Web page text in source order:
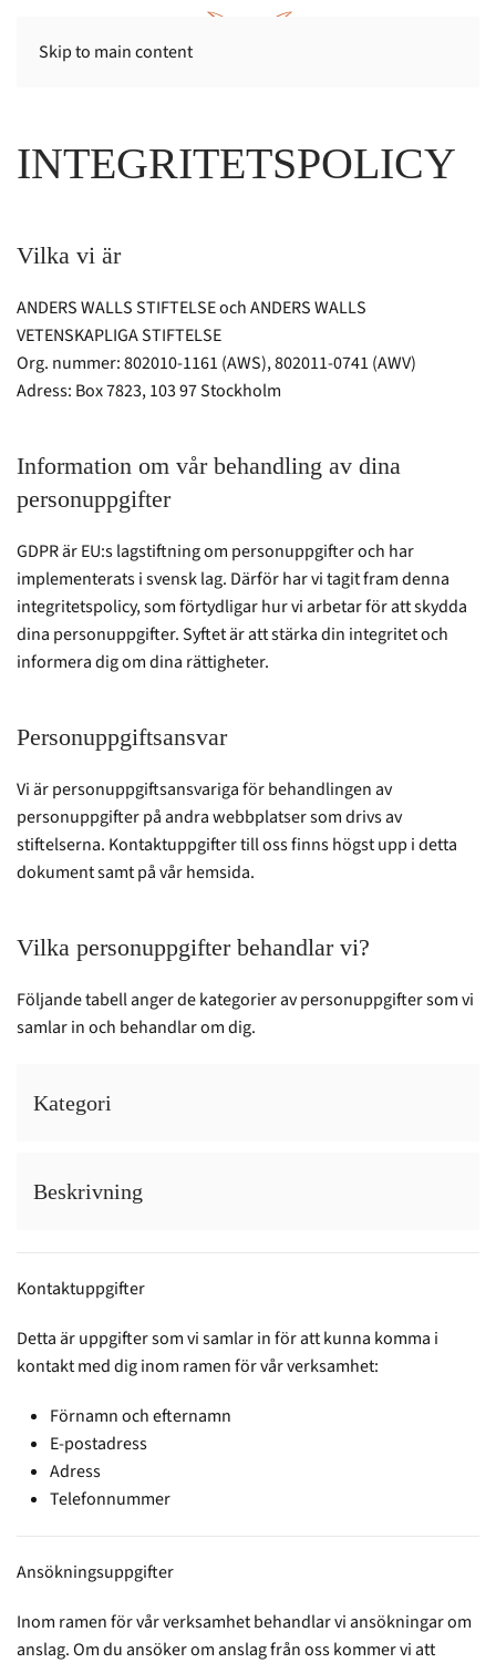
Skip to main content
INTEGRITETSPOLICY
Vilka vi är
ANDERS WALLS STIFTELSE och ANDERS WALLS
VETENSKAPLIGA STIFTELSE
Org. nummer: 802010-1161 (AWS), 802011-0741 (AWV)
Adress: Box 7823, 103 97 Stockholm
Information om vår behandling av dina
personuppgifter
GDPR är EU:s lagstiftning om personuppgifter och har
implementerats i svensk lag. Därför har vi tagit fram denna
integritetspolicy, som förtydligar hur vi arbetar för att skydda
dina personuppgifter. Syftet är att stärka din integritet och
informera dig om dina rättigheter.
Personuppgiftsansvar
Vi är personuppgiftsansvariga för behandlingen av
personuppgifter på andra webbplatser som drivs av
stiftelserna. Kontaktuppgifter till oss finns högst upp i detta
dokument samt på vår hemsida.
Vilka personuppgifter behandlar vi?
Följande tabell anger de kategorier av personuppgifter som vi
samlar in och behandlar om dig.
Kategori
Beskrivning
Kontaktuppgifter
Detta är uppgifter som vi samlar in för att kunna komma i
kontakt med dig inom ramen för vår verksamhet:
Förnamn och efternamn
E-postadress
Adress
Telefonnummer
Ansökningsuppgifter
Inom ramen för vår verksamhet behandlar vi ansökningar om
anslag. Om du ansöker om anslag från oss kommer vi att